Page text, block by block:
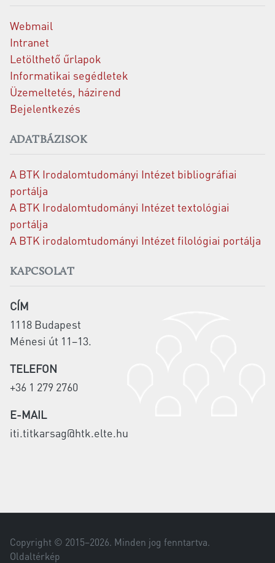
Webmail
Intranet
Letölthető űrlapok
Informatikai segédletek
Üzemeltetés, házirend
Bejelentkezés
ADATBÁZISOK
A BTK Irodalomtudományi Intézet bibliográfiai
portálja
A BTK Irodalomtudományi Intézet textológiai
portálja
A BTK irodalomtudományi Intézet filológiai portálja
KAPCSOLAT
CÍM
1118 Budapest
Ménesi út 11–13.
TELEFON
+36 1 279 2760
E-MAIL
iti.titkarsag@htk.elte.hu
Copyright © 2015–2026. Minden jog fenntartva.
Oldaltérkép